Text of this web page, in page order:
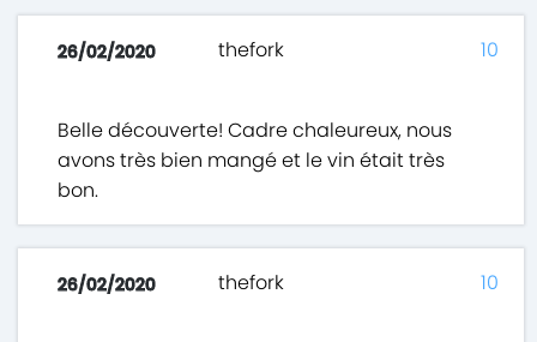
26/02/2020 thefork
Belle découverte! Cadre chaleureux, nous
avons très bien mangé et le vin était très
bon.
10
26/02/2020 thefork 10